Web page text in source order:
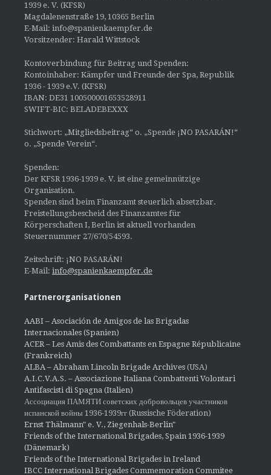
1939 e. V. (KFSR)
Magdalenenstraße 19, 10365 Berlin
E-Mail: info@spanienkaempfer.de
Vorsitzender: Harald Wittstock
Kontoverbindung für Beitrag und Spenden:
Kontoinhaber: Kämpfer und Freunde der Spa, Republik
1936 - 1939 e.V. (KFSR)
IBAN: DE31 100500001653528911
SWIFT-BIC: BELADEBEXXX
Stichwort: „Mitgliedsbeitrag“ o. „Spende ¡NO PASARÁN!“
o. „Spende Verein“.
Spenden:
Der KFSR 1936-1939 e. V. ist eine gemeinnützige
Organisation.
Spenden sind beim Finanzamt steuerlich absetzbar.
Freistellungsbescheid des Finanzamtes für
Körperschaften I, Berlin ist aktuell vorhanden
Steuernummer 27/670/54593.
Zeitschrift: ¡NO PASARÁN!
E-Mail: info@spanienkaempfer.de
Partnerorganisationen
AABI – Asociación de Amigos de las Brigadas
Internacionales (Spanien)
ACER – Les Amis des Combattants en Espagne Républicaine
(Frankreich)
ALBA – Abraham Lincoln Brigade Archives (USA)
A.I.C.V.A.S. – Associazione Italiana Combattenti Volontari
Antifascisti di Spagna (Italien)
Ассоциация ПАМЯТИ советских добровольцев участников
испанской войны 1936-1939гг (Russische Föderation)
Ernst Thälmann" e. V., Ziegenhals-Berlin"
Friends of the International Brigades, Spain 1936-1939
(Dänemark)
Friends of the International Brigades in Ireland
IBCC International Brigades Commemoration Commitee